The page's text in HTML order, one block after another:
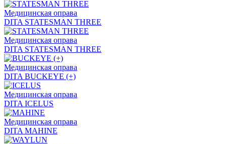
Медицинская оправа
DITA STATESMAN THREE
Медицинская оправа
DITA STATESMAN THREE
Медицинская оправа
DITA BUCKEYE (+)
Медицинская оправа
DITA ICELUS
Медицинская оправа
DITA MAHINE